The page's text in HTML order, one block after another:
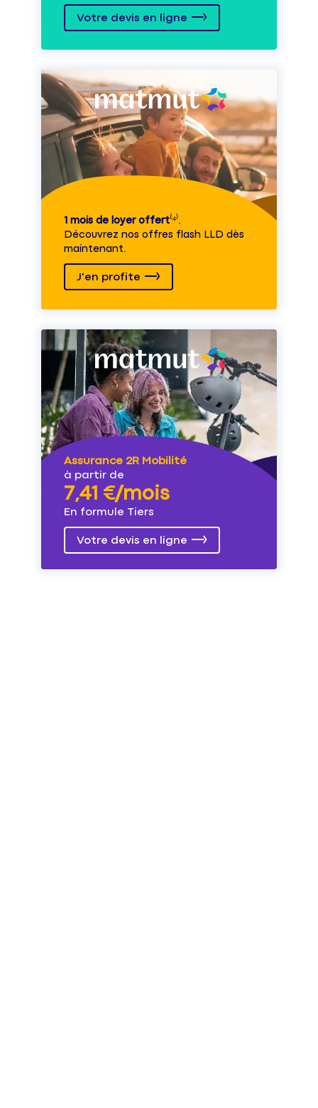
Votre devis en ligne
1 mois de loyer offert⁽⁴⁾.
Découvrez nos offres flash LLD dès
maintenant.
J'en profite
Assurance 2R Mobilité
à partir de
7,41 €/mois
En formule Tiers
Votre devis en ligne